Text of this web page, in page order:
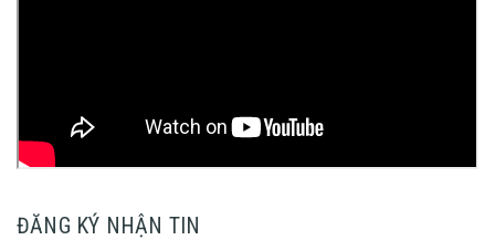
ĐĂNG KÝ NHẬN TIN